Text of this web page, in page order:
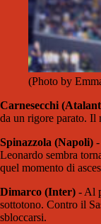
(Photo by
Carnesecchi
da un rigore parato. Il
Spinazzola (Napoli)
Leonardo sembra
quel momento di
Dimarco (Inter) - Al
sottotono. Contro il
sbloccarsi.